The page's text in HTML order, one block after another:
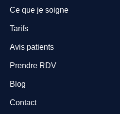
Ce que je soigne
Tarifs
Avis patients
Prendre RDV
Blog
Contact